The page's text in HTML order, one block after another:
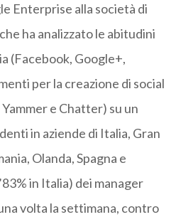
Enterprise alla società di
ha analizzato le abitudini
(Facebook, Google+,
per la creazione di social
e Chatter) su un
in aziende di Italia, Gran
Olanda, Spagna e
in Italia) dei manager
volta la settimana, contro